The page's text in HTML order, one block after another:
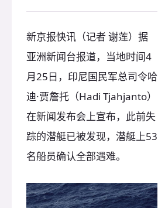
新京报快讯（记者 谢莲）据
亚洲新闻台报道，当地时间4
月25日，印尼国民军总司令哈
迪·贾詹托（Hadi Tjahjanto）
在新闻发布会上宣布，此前失
踪的潜艇已被发现，潜艇上53
名船员确认全部遇难。